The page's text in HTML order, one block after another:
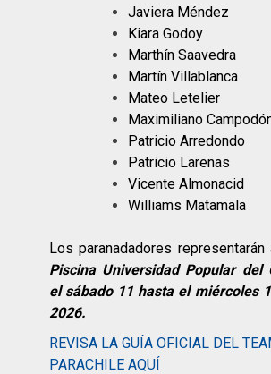
Javiera Méndez
Kiara Godoy
Marthín Saavedra
Martín Villablanca
Mateo Letelier
Maximiliano
Patricio Arredondo
Patricio Larenas
Vicente Almonacid
Williams Matamala
Los paranadadores
Piscina Universidad Popular del
el sábado 11 hasta el miércoles
2026.
REVISA LA GUÍA OFICIAL DEL
PARACHILE AQUÍ